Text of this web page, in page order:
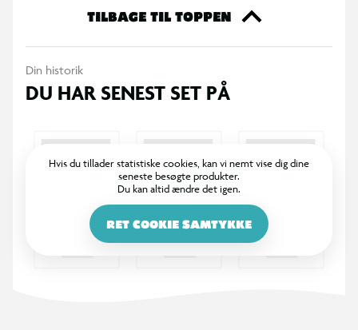
TILBAGE TIL TOPPEN
Din historik
DU HAR SENEST SET PÅ
Hvis du tillader statistiske cookies, kan vi nemt vise dig dine
seneste besøgte produkter.
Du kan altid ændre det igen.
RET COOKIE SAMTYKKE